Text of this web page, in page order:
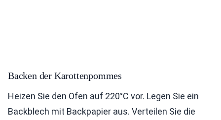
Backen der Karottenpommes
Heizen Sie den Ofen auf 220°C vor. Legen Sie ein
Backblech mit Backpapier aus. Verteilen Sie die